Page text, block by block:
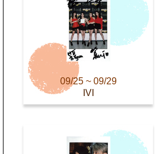
09/25 ~ 09/29
IVI